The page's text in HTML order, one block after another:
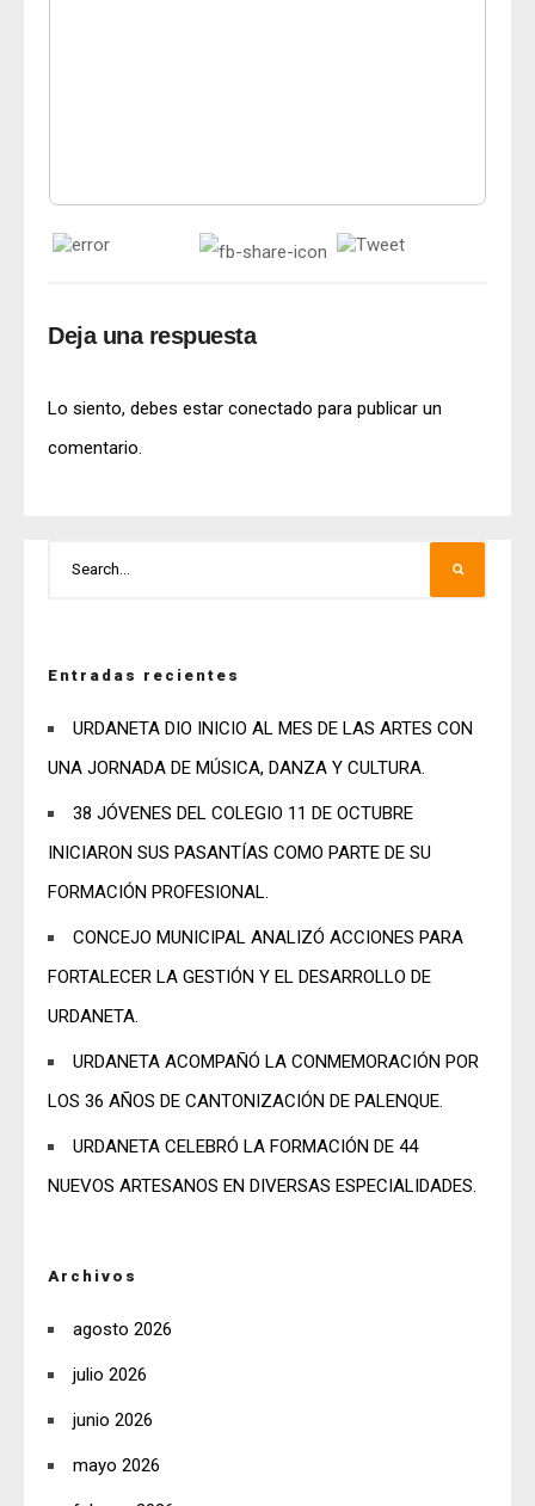
Deja una respuesta
Lo siento, debes estar conectado para publicar un
comentario.
Entradas recientes
URDANETA DIO INICIO AL MES DE LAS ARTES CON
UNA JORNADA DE MÚSICA, DANZA Y CULTURA.
38 JÓVENES DEL COLEGIO 11 DE OCTUBRE
INICIARON SUS PASANTÍAS COMO PARTE DE SU
FORMACIÓN PROFESIONAL.
CONCEJO MUNICIPAL ANALIZÓ ACCIONES PARA
FORTALECER LA GESTIÓN Y EL DESARROLLO DE
URDANETA.
URDANETA ACOMPAÑÓ LA CONMEMORACIÓN POR
LOS 36 AÑOS DE CANTONIZACIÓN DE PALENQUE.
URDANETA CELEBRÓ LA FORMACIÓN DE 44
NUEVOS ARTESANOS EN DIVERSAS ESPECIALIDADES.
Archivos
agosto 2026
julio 2026
junio 2026
mayo 2026